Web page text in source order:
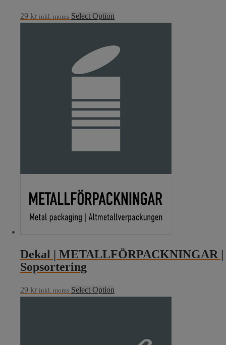
29 kr inkl. moms Select Option
Dekal | METALLFÖRPACKNINGAR |
Sopsortering
29 kr inkl. moms Select Option